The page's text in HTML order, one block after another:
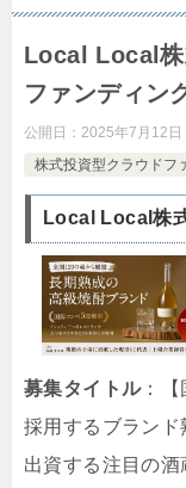
Local Local株
ファンディン
公開日： 2025年7月12日
株式投資型クラウドフ
Local Local株
募集タイトル：【
採用するブラン
出資する注目の